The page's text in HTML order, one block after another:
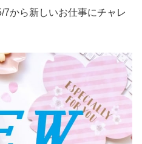
7から新しいお仕事にチャレ